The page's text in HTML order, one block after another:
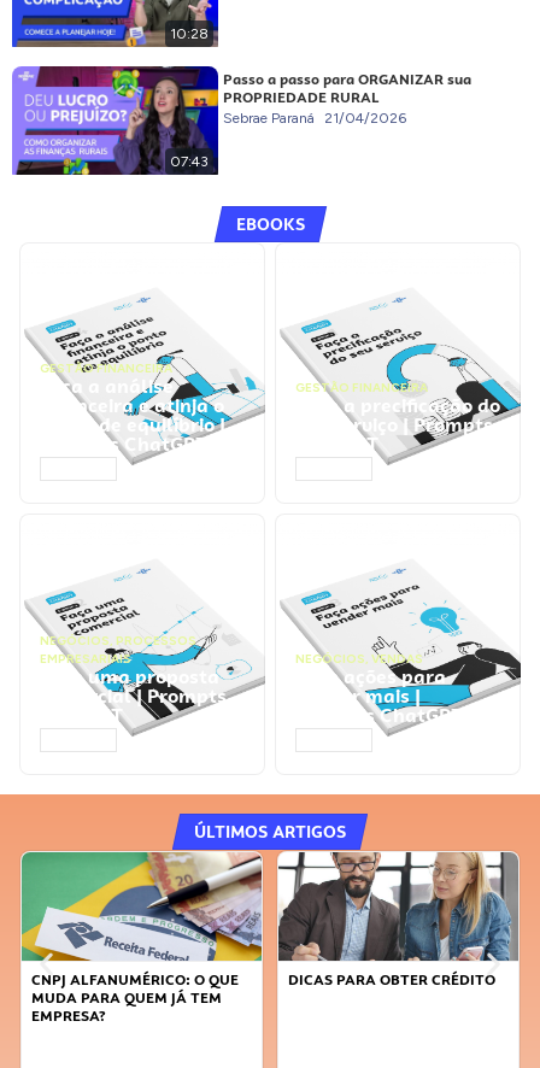
10:28
07:43
Passo a passo para ORGANIZAR sua
PROPRIEDADE RURAL
Sebrae Paraná 21/04/2026
EBOOKS
GESTÃO FINANCEIRA
Faça a análise
financeira e atinja o
ponto de equilíbrio |
Prompts ChatGPT
GESTÃO FINANCEIRA
Faça a precificação do
seu serviço | Prompts
ChatGPT
NEGÓCIOS, PROCESSOS
EMPRESARIAIS
Faça uma proposta
comercial | Prompts
ChatGPT
NEGÓCIOS, VENDAS
Faça ações para
vender mais |
Prompts ChatGPT
ÚLTIMOS ARTIGOS
DICAS PARA OBTER CRÉDITO
FAÇA A DIFERENÇA: SEJA